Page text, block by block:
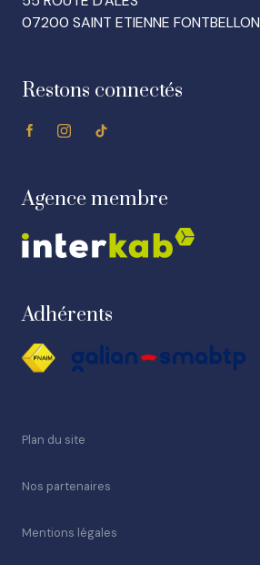
07200 SAINT ETIENNE FONTBELLON
Restons connectés
Agence membre
Adhérents
Plan du site
Nos partenaires
Mentions légales